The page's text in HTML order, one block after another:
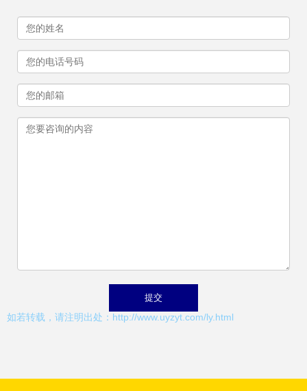
如若转载，请注明出处：http://www.uyzyt.com/ly.html